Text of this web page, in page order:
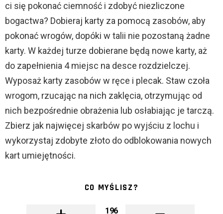
ci się pokonać ciemność i zdobyć niezliczone
bogactwa? Dobieraj karty za pomocą zasobów, aby
pokonać wrogów, dopóki w talii nie pozostaną żadne
karty. W każdej turze dobierane będą nowe karty, aż
do zapełnienia 4 miejsc na desce rozdzielczej.
Wyposaż karty zasobów w ręce i plecak. Staw czoła
wrogom, rzucając na nich zaklęcia, otrzymując od
nich bezpośrednie obrażenia lub osłabiając je tarczą.
Zbierz jak najwięcej skarbów po wyjściu z lochu i
wykorzystaj zdobyte złoto do odblokowania nowych
kart umiejętności.
CO MYŚLISZ?
196